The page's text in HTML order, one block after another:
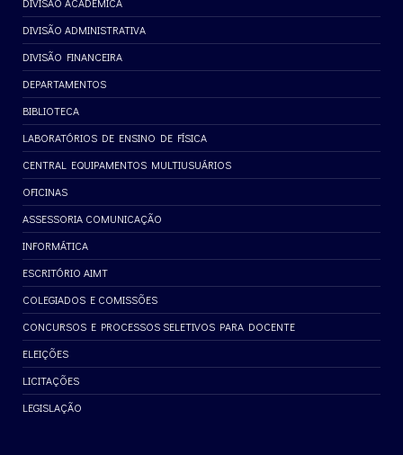
DIVISÃO ACADÊMICA
DIVISÃO ADMINISTRATIVA
DIVISÃO FINANCEIRA
DEPARTAMENTOS
BIBLIOTECA
LABORATÓRIOS DE ENSINO DE FÍSICA
CENTRAL EQUIPAMENTOS MULTIUSUÁRIOS
OFICINAS
ASSESSORIA COMUNICAÇÃO
INFORMÁTICA
ESCRITÓRIO AIMT
COLEGIADOS E COMISSÕES
CONCURSOS E PROCESSOS SELETIVOS PARA DOCENTE
ELEIÇÕES
LICITAÇÕES
LEGISLAÇÃO